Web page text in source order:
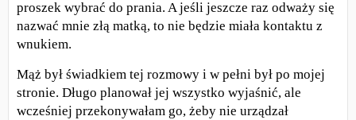
proszek wybrać do prania. A jeśli jeszcze raz odważy się
nazwać mnie złą matką, to nie będzie miała kontaktu z
wnukiem.
Mąż był świadkiem tej rozmowy i w pełni był po mojej
stronie. Długo planował jej wszystko wyjaśnić, ale
wcześniej przekonywałam go, żeby nie urządzał